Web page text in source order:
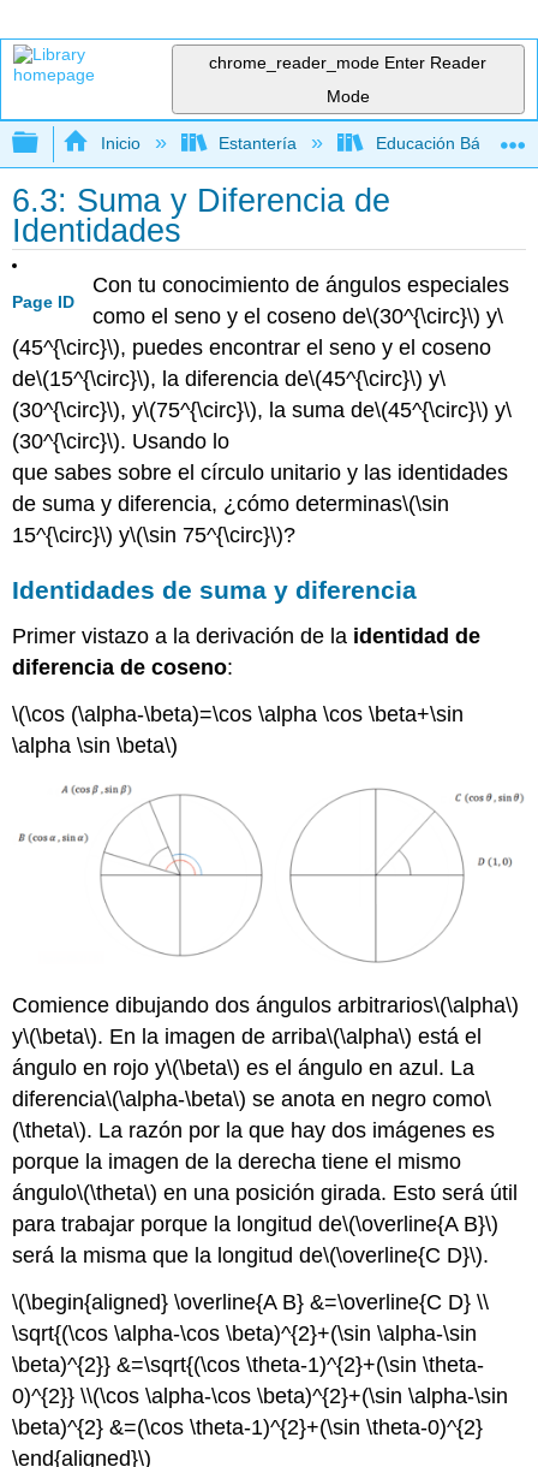
chrome_reader_mode Enter Reader
Mode
Expandir/contraer jerarquía global
Inicio Estantería Educación Básica
6.3: Suma y Diferencia de
Identidades
Page ID
Con tu conocimiento de ángulos especiales
como el seno y el coseno de\(30^{\circ}\) y\
(45^{\circ}\), puedes encontrar el seno y el coseno
de\(15^{\circ}\), la diferencia de\(45^{\circ}\) y\
(30^{\circ}\), y\(75^{\circ}\), la suma de\(45^{\circ}\) y\
(30^{\circ}\). Usando lo
que sabes sobre el círculo unitario y las identidades
de suma y diferencia, ¿cómo determinas\(\sin
15^{\circ}\) y\(\sin 75^{\circ}\)?
Identidades de suma y diferencia
Primer vistazo a la derivación de la identidad de
diferencia de coseno:
\(\cos (\alpha-\beta)=\cos \alpha \cos \beta+\sin
\alpha \sin \beta\)
Comience dibujando dos ángulos arbitrarios\(\alpha\)
y\(\beta\). En la imagen de arriba\(\alpha\) está el
ángulo en rojo y\(\beta\) es el ángulo en azul. La
diferencia\(\alpha-\beta\) se anota en negro como\
(\theta\). La razón por la que hay dos imágenes es
porque la imagen de la derecha tiene el mismo
ángulo\(\theta\) en una posición girada. Esto será útil
para trabajar porque la longitud de\(\overline{A B}\)
será la misma que la longitud de\(\overline{C D}\).
\(\begin{aligned} \overline{A B} &=\overline{C D} \\
\sqrt{(\cos \alpha-\cos \beta)^{2}+(\sin \alpha-\sin
\beta)^{2}} &=\sqrt{(\cos \theta-1)^{2}+(\sin \theta-
0)^{2}} \\(\cos \alpha-\cos \beta)^{2}+(\sin \alpha-\sin
\beta)^{2} &=(\cos \theta-1)^{2}+(\sin \theta-0)^{2}
\end{aligned}\)